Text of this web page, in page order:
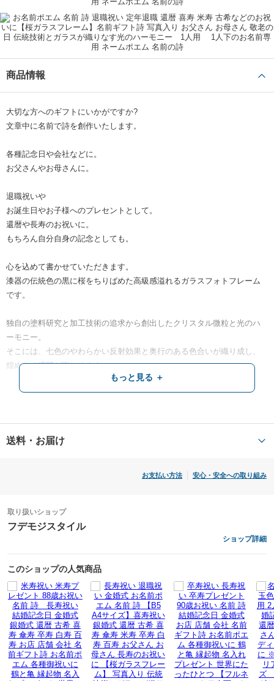
商品情報
大切な方へのギフトにいかがですか?
文章中に名前で詩を創作いたします。
各種記念日や会社などに。
お父さんやお母さんに。
退職祝いや
お誕生日やお子様へのプレセントとして。
還暦や長寿のお祝いに。
もちろん自分自身の記念としても。
心を込めて書かせていただきます。
漆器の伝統色の黒に桜をちりばめた高級感溢れるガラスフォトフレーム
です。
独自の塗料研究と加工技術の追求から創出したクリスタル微粒と光のハ
ーモニー。
そこには、七色のやわらかい反射効果と奥行のある色合いが織り成し、
煌めきの瞬間が楽しめます。
※※※※※※※※※※※※※※※
※※※※※※※※※※※※※※※
写真送付のご案内をさせて頂きます。
文章提案（修正可）
↓
制作（修正不可）
完成画像
↓
発送
もっと見る ＋
送料・お届け
お支払い方法 安心・安全への取り組み
取り扱いショップ
フデモジスタイル
ショップ詳細
このショップの人気商品